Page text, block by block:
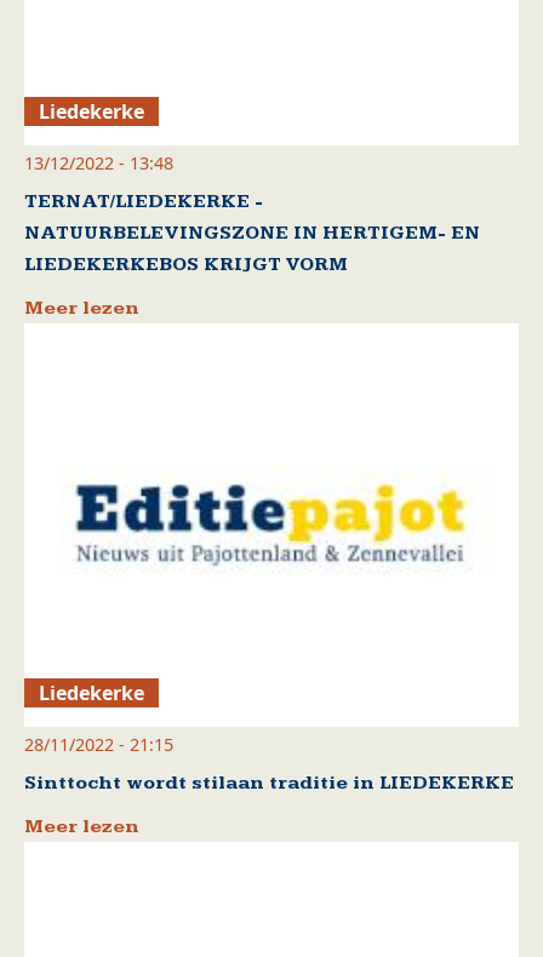
Liedekerke
13/12/2022 - 13:48
TERNAT/LIEDEKERKE -
NATUURBELEVINGSZONE IN HERTIGEM- EN
LIEDEKERKEBOS KRIJGT VORM
Meer lezen
Liedekerke
28/11/2022 - 21:15
Sinttocht wordt stilaan traditie in LIEDEKERKE
Meer lezen